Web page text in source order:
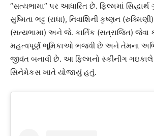
“સત્યભામા” પર આધારિત છે. ફિલ્મમાં સિદ્ધાર્થ
સુષ્મિતા ભટ્ટ (રાધા), નિવાશિની કૃષ્ણન
(સત્યભામા) અને જે. કાર્તિક (સત્રાજિત) જેવા
મહત્વપૂર્ણ ભૂમિકાઓ ભજવી છે અને તેમના
જીવંત બનાવી છે. આ ફિલ્મનો સ્કીનીંગ
સિનેમેકસ ખાતે યોજાયું હતું.